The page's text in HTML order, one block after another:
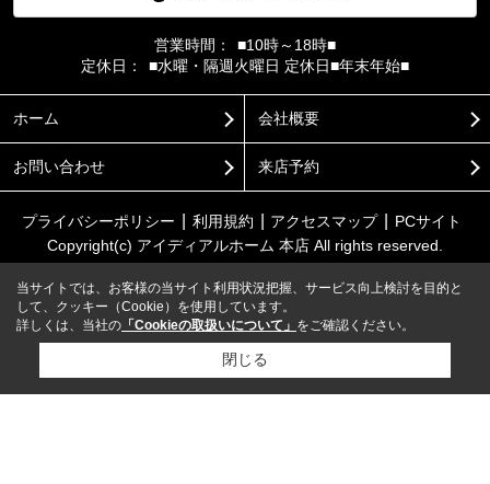
営業時間：
■10時～18時■
定休日：
■水曜・隔週火曜日 定休日■年末年始■
ホーム 会社概要
お問い合わせ 来店予約
プライバシーポリシー 利用規約 アクセスマップ
PCサイト
Copyright(c) アイディアルホーム 本店 All rights reserved.
当サイトでは、お客様の当サイト利用状況把握、サービス向上検討を目的と
して、クッキー（Cookie）を使用しています。
詳しくは、当社の 「Cookieの取扱いについて」 をご確認ください。
閉じる